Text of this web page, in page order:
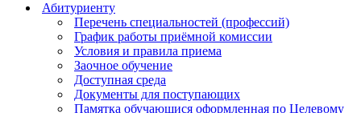
Абитуриенту
Перечень специальностей (профессий)
График работы приёмной комиссии
Условия и правила приема
Заочное обучение
Доступная среда
Документы для поступающих
Памятка обучающися оформленная по Целевому